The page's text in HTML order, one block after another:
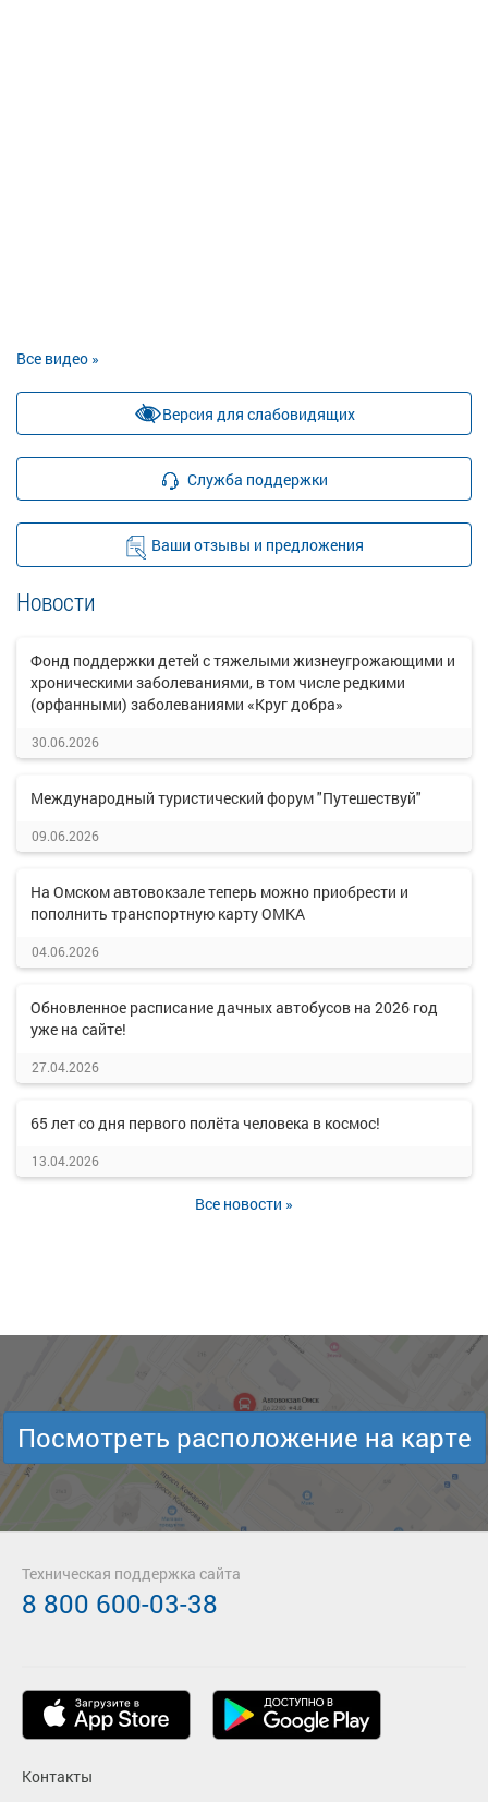
Все видео »
Версия для слабовидящих
Служба поддержки
Ваши отзывы и предложения
Новости
Фонд поддержки детей с тяжелыми жизнеугрожающими и
хроническими заболеваниями, в том числе редкими
(орфанными) заболеваниями «Круг добра»
30.06.2026
Международный туристический форум "Путешествуй"
09.06.2026
На Омском автовокзале теперь можно приобрести и
пополнить транспортную карту ОМКА
04.06.2026
Обновленное расписание дачных автобусов на 2026 год
уже на сайте!
27.04.2026
65 лет со дня первого полёта человека в космос!
13.04.2026
Все новости »
Посмотреть расположение на карте
Контакты
Техническая поддержка сайта
8 800 600-03-38